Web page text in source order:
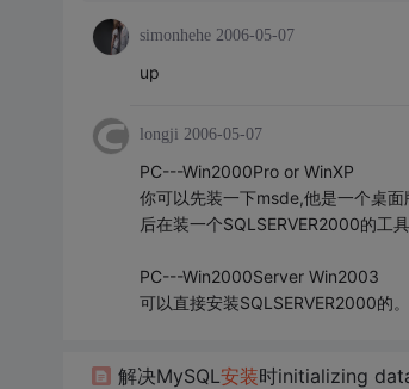
simonhehe 2006-05-07
up
longji 2006-05-07
PC---Win2000Pro or WinXP
你可以先装一下msde,他是一个桌
后在装一个SQLSERVER2000的工
PC---Win2000Server Win2003
可以直接安装SQLSERVER2000的。
解决MySQL安装时initializing